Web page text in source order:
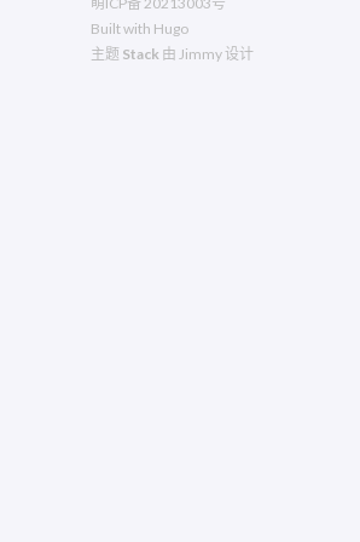
Built with Hugo
主题 Stack由 Jimmy设计